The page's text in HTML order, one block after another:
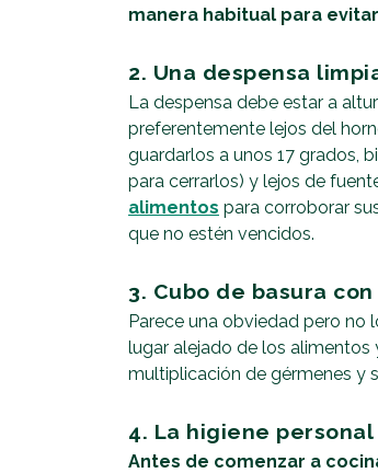
manera habitual para
2. Una despensa
La despensa debe estar a
preferentemente lejos del
guardarlos a unos 17 grados,
para cerrarlos) y lejos de
alimentos para corroborar
que no estén vencidos.
3. Cubo de basura
Parece una obviedad pero no
lugar alejado de los
multiplicación de gérmenes y
4. La higiene personal
Antes de comenzar a